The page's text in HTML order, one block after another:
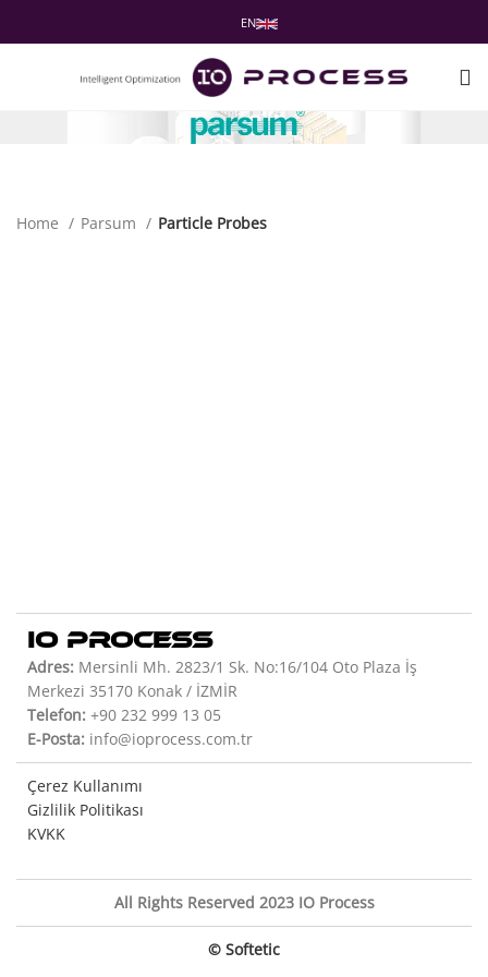
EN
Home Parsum Particle Probes
IO PROCESS
Adres: Mersinli Mh. 2823/1 Sk. No:16/104 Oto Plaza İş
Merkezi 35170 Konak / İZMİR
Telefon: +90 232 999 13 05
E-Posta: info@ioprocess.com.tr
Çerez Kullanımı
Gizlilik Politikası
KVKK
All Rights Reserved 2023 IO Process
© Softetic